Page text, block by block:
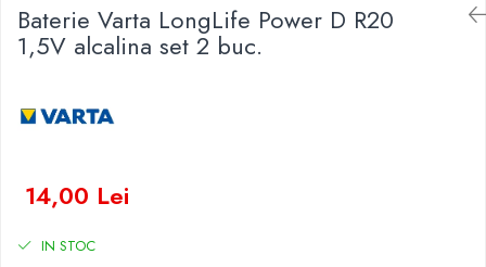
Prelungitoare
Stabilizatoare tensiune
Diverse gadgeturi
Accesorii auto
Roboti pornire
Baterie Varta LongLife Power D R20
1,5V alcalina set 2 buc.
14,00 Lei
IN STOC